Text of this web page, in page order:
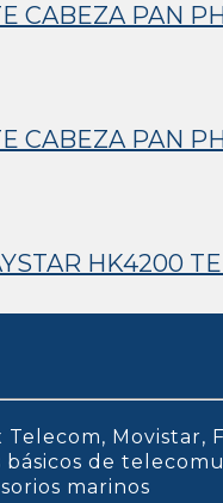
CABEZA PAN
CABEZA PAN
HK4200
Telecom,
de
marinos